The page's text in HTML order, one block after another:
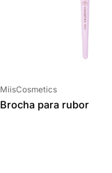
Proveedor:
MiisCosmetics
Brocha para rubor